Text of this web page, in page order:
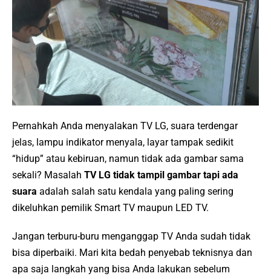
Pernahkah Anda menyalakan TV LG, suara terdengar
jelas, lampu indikator menyala, layar tampak sedikit
“hidup” atau kebiruan, namun tidak ada gambar sama
sekali? Masalah TV LG tidak tampil gambar tapi ada
suara adalah salah satu kendala yang paling sering
dikeluhkan pemilik Smart TV maupun LED TV.
Jangan terburu-buru menganggap TV Anda sudah tidak
bisa diperbaiki. Mari kita bedah penyebab teknisnya dan
apa saja langkah yang bisa Anda lakukan sebelum